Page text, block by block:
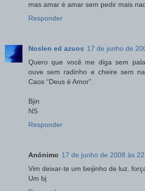
mas amar é amar sem pedir mais
Responder
Noslen ed azuos 17 de junho de
Quero que você me diga sem
ouve sem radinho e cheire sem
Caos “Deus é Amor”.
Bjin
NS
Responder
Anónimo 17 de junho de 2008 às
Vim deixar-te um beijinho de luz.
Um bj